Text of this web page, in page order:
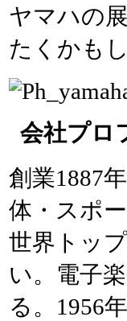
ヤマハの
たくかも
会社プロ
創業1887
体・スポ
世界トッ
い。電子
る。1956